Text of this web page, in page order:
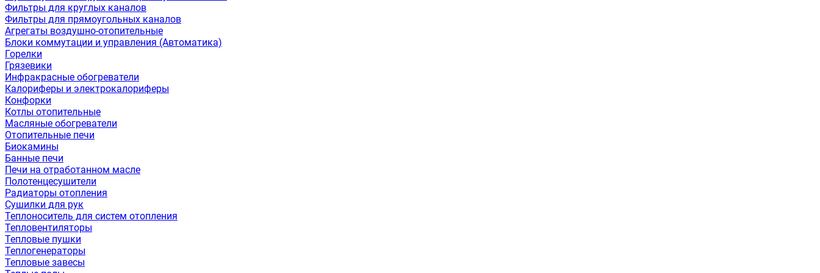
Фильтры для круглых каналов
Фильтры для прямоугольных каналов
Агрегаты воздушно-отопительные
Блоки коммутации и управления (Автоматика)
Горелки
Грязевики
Инфракрасные обогреватели
Калориферы и электрокалориферы
Конфорки
Котлы отопительные
Масляные обогреватели
Отопительные печи
Биокамины
Банные печи
Печи на отработанном масле
Полотенцесушители
Радиаторы отопления
Сушилки для рук
Теплоноситель для систем отопления
Тепловентиляторы
Тепловые пушки
Теплогенераторы
Тепловые завесы